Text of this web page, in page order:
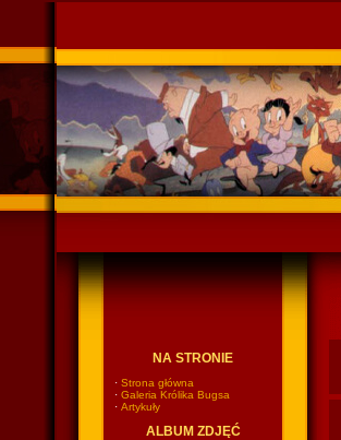
NA STRONIE
· Strona główna
· Galeria Królika Bugsa
· Artykuły
ALBUM ZDJĘĆ